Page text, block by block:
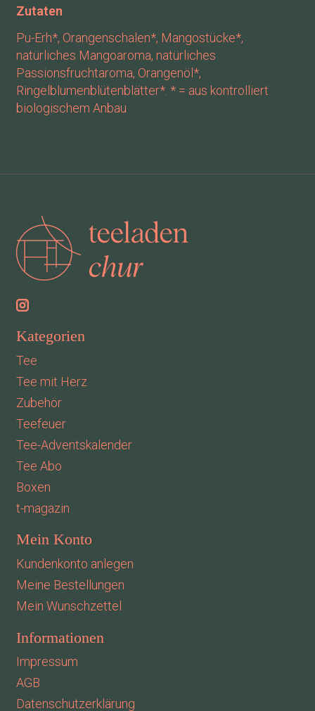
Zutaten
Pu-Erh*, Orangenschalen*, Mangostücke*,
natürliches Mangoaroma, natürliches
Passionsfruchtaroma, Orangenöl*,
Ringelblumenblütenblätter*. * = aus kontrolliert
biologischem Anbau
Kategorien
Tee
Tee mit Herz
Zubehör
Teefeuer
Tee-Adventskalender
Tee Abo
Boxen
t-magazin
Mein Konto
Kundenkonto anlegen
Meine Bestellungen
Mein Wunschzettel
Informationen
Impressum
AGB
Datenschutzerklärung